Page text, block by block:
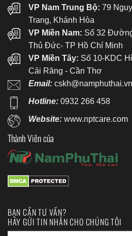
VP Nam Trung Bộ: 79
Trang, Khánh Hòa
VP Miền Nam: Số 32
Thủ Đức- TP Hồ Chí Minh
VP Miền Tây: Số 10-KDC
Cái Răng - Cần Thơ
Email: cskh@namphuthai.vn
Hotline: 0932 266 458
Website:www.nptcare.com
Thành Viên của
BẠN CẦN TƯ VẤN?
HÃY GỬI TIN NHẮN CHO CHÚNG TÔI